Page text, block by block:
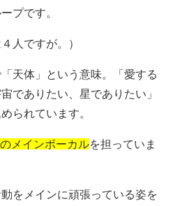
プです。
人ですが。）
天体」という意味。「愛する
でありたい、星でありたい」
られています。
メインボーカルを担っていま
をメインに頑張っている姿を